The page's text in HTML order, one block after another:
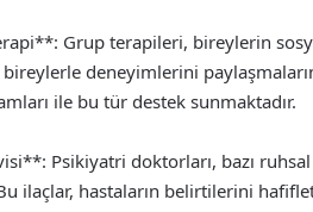
Grup terapileri, bireylerin
deneyimlerini
ile bu tür destek sunmaktadır.
Psikiyatri doktorları, bazı
ilaçlar, hastaların belirtilerini